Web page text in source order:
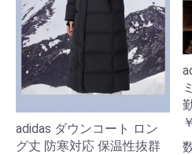
adidas ダウンコート ロン
グ丈 防寒対応 保温性抜群